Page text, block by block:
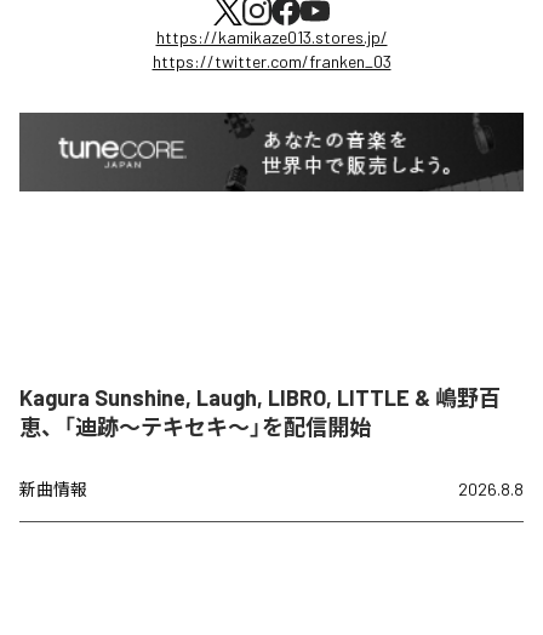
https://kamikaze013.stores.jp/
https://twitter.com/franken_03
Kagura Sunshine, Laugh, LIBRO, LITTLE & 嶋野百
恵、「迪跡〜テキセキ〜」を配信開始
新曲情報 2026.8.8